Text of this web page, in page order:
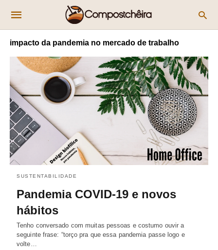
impacto da pandemia no mercado de trabalho
SUSTENTABILIDADE
Pandemia COVID-19 e novos
hábitos
Tenho conversado com muitas pessoas e costumo ouvir a
seguinte frase: “torço pra que essa pandemia passe logo e
volte…